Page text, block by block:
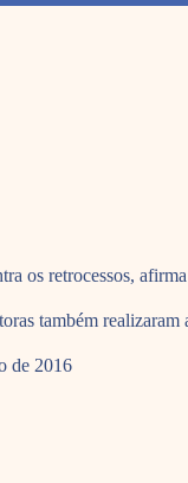
os retrocessos,
também realizaram
de 2016